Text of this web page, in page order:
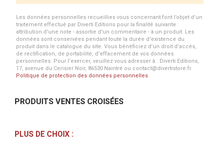
Les données personnelles recueillies vous concernant font l’objet d’un
traitement effectué par Diverti Editions pour la finalité suivante :
attribution d'une note - assortie d'un commentaire - à un produit. Les
données sont conservées pendant toute la durée d'existence du
produit dans le catalogue du site. Vous bénéficiez d’un droit d’accès,
de rectification, de portabilité, d’effacement de vos données
personnelles. Pour l’exercer, veuillez vous adresser à : Diverti Editions,
17, avenue du Cerisier Noir, 86530 Naintré ou contact@divertistore.fr.
Politique de protection des données personnelles
PRODUITS VENTES CROISÉES
PLUS DE CHOIX :